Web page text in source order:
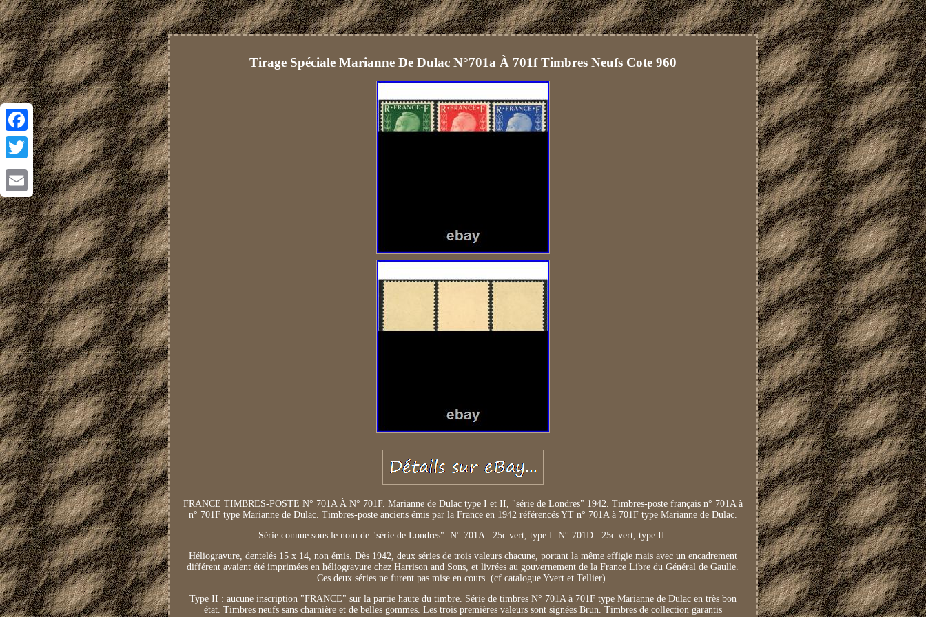
Facebook
Twitter
Email
Tirage Spéciale Marianne De Dulac N°701a À 701f Timbres Neufs Cote 960
FRANCE TIMBRES-POSTE N° 701A À N° 701F. Marianne de Dulac type I et II, "série de Londres" 1942. Timbres-poste français n° 701A à
n° 701F type Marianne de Dulac. Timbres-poste anciens émis par la France en 1942 référencés YT n° 701A à 701F type Marianne de Dulac.
Série connue sous le nom de "série de Londres". N° 701A : 25c vert, type I. N° 701D : 25c vert, type II.
Héliogravure, dentelés 15 x 14, non émis. Dès 1942, deux séries de trois valeurs chacune, portant la même effigie mais avec un encadrement
différent avaient été imprimées en héliogravure chez Harrison and Sons, et livrées au gouvernement de la France Libre du Général de Gaulle.
Ces deux séries ne furent pas mise en cours. (cf catalogue Yvert et Tellier).
Type II : aucune inscription "FRANCE" sur la partie haute du timbre. Série de timbres N° 701A à 701F type Marianne de Dulac en très bon
état. Timbres neufs sans charnière et de belles gommes. Les trois premières valeurs sont signées Brun. Timbres de collection garantis